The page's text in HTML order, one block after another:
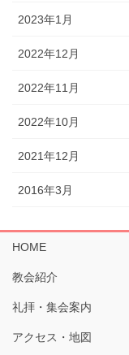
2023年1月
2022年12月
2022年11月
2022年10月
2021年12月
2016年3月
HOME
教会紹介
礼拝・集会案内
アクセス・地図